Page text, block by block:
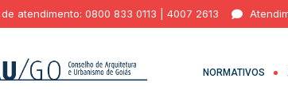
atendimento: 0800 833 0113 | 4007 2613
NORMATIVOS